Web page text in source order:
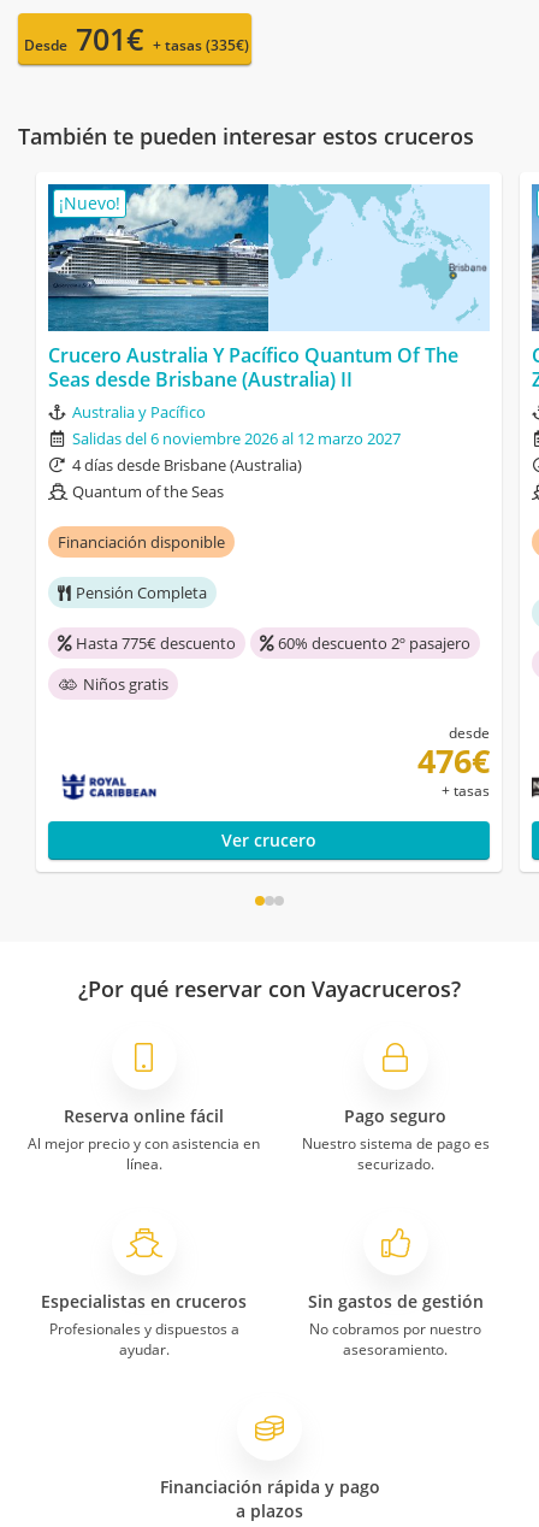
Desde 701€ + tasas (335€)
También te pueden interesar estos cruceros
¡Nuevo!
Crucero Australia Y Pacífico Quantum Of The
Seas desde Brisbane (Australia) II
Australia y Pacífico
Salidas del 6 noviembre 2026 al 12 marzo 2027
4 días desde Brisbane (Australia)
Quantum of the Seas
Financiación disponible
Pensión Completa
Hasta 775€ descuento
60% descuento 2º pasajero
Niños gratis
desde
476€
+ tasas
Ver crucero
¿Por qué reservar con Vayacruceros?
Reserva online fácil
Al mejor precio y con asistencia en
línea.
Pago seguro
Nuestro sistema de pago es
securizado.
Especialistas en cruceros
Profesionales y dispuestos a
ayudar.
Sin gastos de gestión
No cobramos por nuestro
asesoramiento.
Financiación rápida y pago
a plazos